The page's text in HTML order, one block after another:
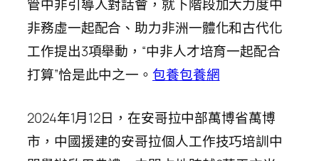
管中非引導人對話會，就下階段加大力度中
非務虛一起配合、助力非洲一體化和古代化
工作提出3項舉動，“中非人才培育一起配合
打算”恰是此中之一。 包養包養網
2024年1月12日，在安哥拉中部萬博省萬博
市，中國援建的安哥拉個人工作技巧培訓中